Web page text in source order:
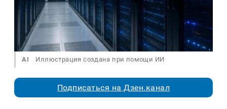
AI Иллюстрация создана при помощи ИИ
Подписаться на Дзен.канал